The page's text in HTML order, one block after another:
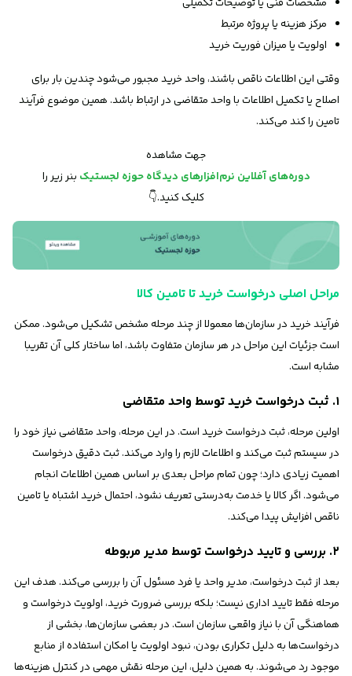
مرکز هزینه یا پروژه مرتبط
اولویت یا میزان فوریت خرید
وقتی این اطلاعات ناقص باشند، واحد خرید مجبور می‌شود چندین بار برای
اصلاح یا تکمیل اطلاعات با واحد متقاضی در ارتباط باشد. همین موضوع فرآیند
تامین را کند می‌کند.
جهت مشاهده
دوره‌های آفلاین نرم‌افزارهای دیدگاه حوزه لجستیک بنر زیر را
کلیک کنید.👇
مراحل اصلی درخواست خرید تا تامین کالا
فرآیند خرید در سازمان‌ها معمولا از چند مرحله مشخص تشکیل می‌شود. ممکن
است جزئیات این مراحل در هر سازمان متفاوت باشد، اما ساختار کلی آن تقریبا
مشابه است.
۱. ثبت درخواست خرید توسط واحد متقاضی
اولین مرحله، ثبت درخواست خرید است. در این مرحله، واحد متقاضی نیاز خود را
در سیستم ثبت می‌کند و اطلاعات لازم را وارد می‌کند. ثبت دقیق درخواست
اهمیت زیادی دارد؛ چون تمام مراحل بعدی بر اساس همین اطلاعات انجام
می‌شود. اگر کالا یا خدمت به‌درستی تعریف نشود، احتمال خرید اشتباه یا تامین
ناقص افزایش پیدا می‌کند.
۲. بررسی و تایید درخواست توسط مدیر مربوطه
بعد از ثبت درخواست، مدیر واحد یا فرد مسئول آن را بررسی می‌کند. هدف این
مرحله فقط تایید اداری نیست؛ بلکه بررسی ضرورت خرید، اولویت درخواست و
هماهنگی آن با نیاز واقعی سازمان است. در بعضی سازمان‌ها، بخشی از
درخواست‌ها به دلیل تکراری بودن، نبود اولویت یا امکان استفاده از منابع
موجود رد می‌شوند. به همین دلیل، این مرحله نقش مهمی در کنترل هزینه‌ها